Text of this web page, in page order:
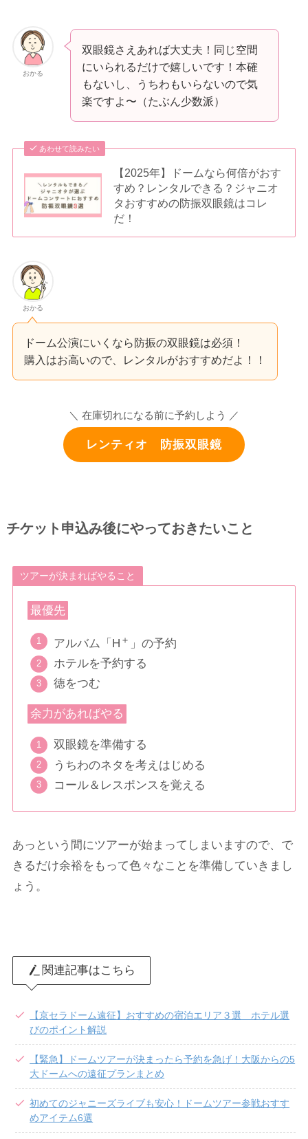
おかる
双眼鏡さえあれば大丈夫！同じ空間
にいられるだけで嬉しいです！本確
もないし、うちわもいらないので気
楽ですよ〜（たぶん少数派）
あわせて読みたい
【2025年】ドームなら何倍がおす
すめ？レンタルできる？ジャニオ
タおすすめの防振双眼鏡はコレ
だ！
おかる
ドーム公演にいくなら防振の双眼鏡は必須！
購入はお高いので、レンタルがおすすめだよ！！
＼ 在庫切れになる前に予約しよう ／
レンティオ 防振双眼鏡
チケット申込み後にやっておきたいこと
ツアーが決まればやること
最優先
アルバム「 H ＋ 」の予約
ホテルを予約する
徳をつむ
余力があればやる
双眼鏡を準備する
うちわのネタを考えはじめる
コール＆レスポンスを覚える
あっという間にツアーが始まってしまいますので、で
きるだけ余裕をもって色々なことを準備していきまし
ょう。
関連記事はこちら
【京セラドーム遠征】おすすめの宿泊エリア３選 ホテル選
びのポイント解説
【緊急】ドームツアーが決まったら予約を急げ！大阪からの5
大ドームへの遠征プランまとめ
初めてのジャニーズライブも安心！ドームツアー参戦おすす
めアイテム6選